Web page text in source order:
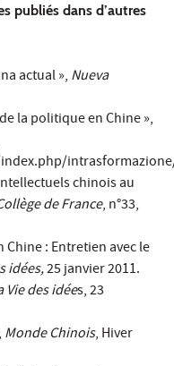
publiés dans d’autres
actual », Nueva
la politique en Chine »,
chinois au
de France, n°33,
: Entretien avec le
idées,25 janvier 2011.
Vie des idées, 23
Monde Chinois, Hiver